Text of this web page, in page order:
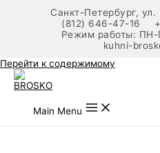
Санкт-Петербург, ул.
(812) 646-47-16
Режим работы:
kuhni-
Перейти к содержимому
Main Menu